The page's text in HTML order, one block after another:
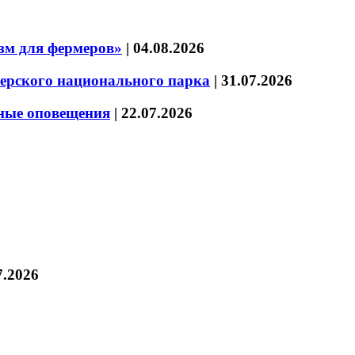
для фермеров» | 04.08.2026
национального парка | 31.07.2026
оповещения | 22.07.2026